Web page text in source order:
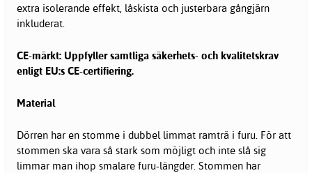
extra isolerande effekt, låskista och justerbara gångjärn
inkluderat.
CE-märkt: Uppfyller samtliga säkerhets- och kvalitetskrav
enligt EU:s CE-certifiering.
Material
Dörren har en stomme i dubbel limmat ramträ i furu. För att
stommen ska vara så stark som möjligt och inte slå sig
limmar man ihop smalare furu-längder. Stommen har